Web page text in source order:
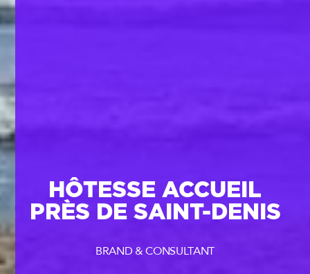
HÔTESSE ACCUEIL
PRÈS DE SAINT-DENIS
BRAND & CONSULTANT